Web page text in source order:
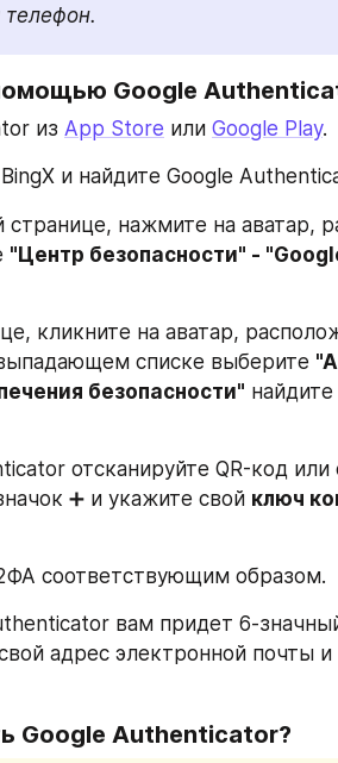
Google
из App Store или Google Play.
и найдите Google
странице, нажмите на аватар,
"Центр безопасности" -
кликните на аватар,
списке выберите
безопасности" найдите
отсканируйте QR-код или
➕ и укажите свой ключ
соответствующим образом.
вам придет 6-
адрес электронной почты
Google Authenticator?